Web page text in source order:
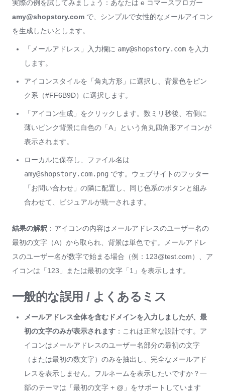
実際の例を試してみましょう：あなたは e コマースブロガー
amy@shopstory.com で、シンプルで女性的なメールアイコン
を生成したいとします。
「メールアドレス」入力欄に amy@shopstory.com を入力
します。
アイコンスタイルを「角丸方形」に選択し、背景色をピン
ク系（#FF6B9D）に選択します。
「アイコン生成」をクリックします。数ミリ秒後、右側に
薄いピンク背景に白色の「A」という角丸四角形アイコンが
表示されます。
ローカルに保存し、ファイル名は
amy@shopstory.com.png です。ウェブサイトのフッター
「お問い合わせ」の隣に配置し、同じ色系のボタンと組み
合わせて、ビジュアルが統一されます。
結果の解釈 ：アイコンの内容はメールアドレスのユーザー名の
最初の文字（A）から取られ、背景は単色です。メールアドレ
スのユーザー名が数字で始まる場合（例：123@test.com）、ア
イコンは「123」または最初の文字「1」を表示します。
一般的な誤用 / よくあるミス
メールアドレス全体を含むドメインを入力しましたが、最
初の文字のみが表示されます ：これは正常な設計です。ア
イコンはメールアドレスのユーザー名部分の最初の文字
（または最初の数文字）のみを抽出し、完全なメールアド
レスを表示しません。フルネームを表示したいですか？一
部のテーマは「最初の文字 + @」をサポートしています